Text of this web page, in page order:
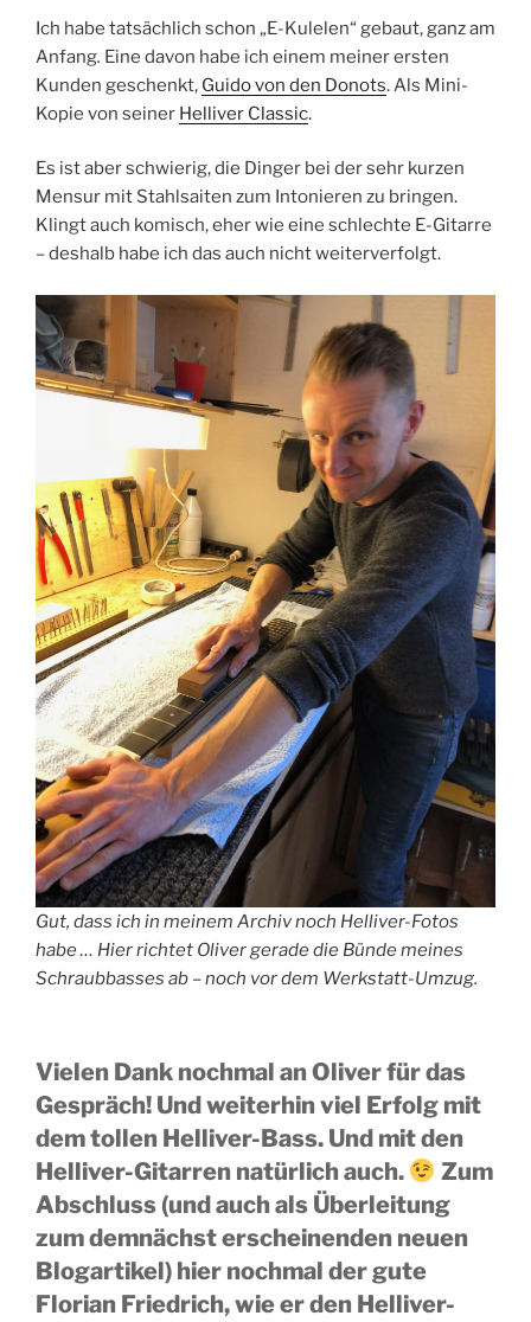
Ich habe tatsächlich schon „E-Kulelen“ gebaut, ganz am
Anfang. Eine davon habe ich einem meiner ersten
Kunden geschenkt, Guido von den Donots. Als Mini-
Kopie von seiner Helliver Classic.
Es ist aber schwierig, die Dinger bei der sehr kurzen
Mensur mit Stahlsaiten zum Intonieren zu bringen.
Klingt auch komisch, eher wie eine schlechte E-Gitarre
– deshalb habe ich das auch nicht weiterverfolgt.
Gut, dass ich in meinem Archiv noch Helliver-Fotos
habe … Hier richtet Oliver gerade die Bünde meines
Schraubbasses ab – noch vor dem Werkstatt-Umzug.
Vielen Dank nochmal an Oliver für das
Gespräch! Und weiterhin viel Erfolg mit
dem tollen Helliver-Bass. Und mit den
Helliver-Gitarren natürlich auch.
Zum
Abschluss (und auch als Überleitung
zum demnächst erscheinenden neuen
Blogartikel) hier nochmal der gute
Florian Friedrich, wie er den Helliver-